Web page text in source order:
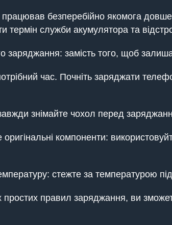
безперебійно якомога
термін служби акумулятора та
заряджання: замість того, щоб
час. Почніть заряджати
знімайте чохол перед
компоненти:
стежте за температурою
правил заряджання, ви